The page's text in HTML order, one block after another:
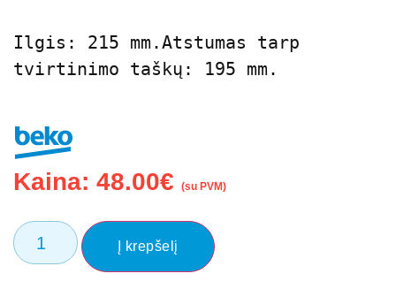
Ilgis: 215 mm.Atstumas tarp
tvirtinimo taškų: 195 mm.
Kaina: 48.00€ (su PVM)
Į krepšelį